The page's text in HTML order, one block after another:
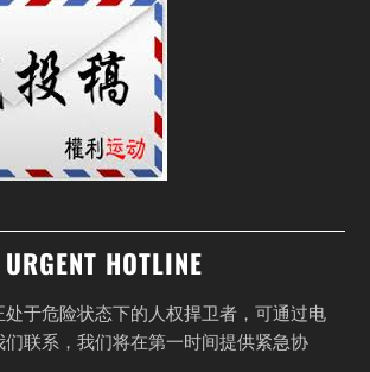
HOTLINE
于危险状态下的人权捍卫者，可通过电
联系，我们将在第一时间提供紧急协